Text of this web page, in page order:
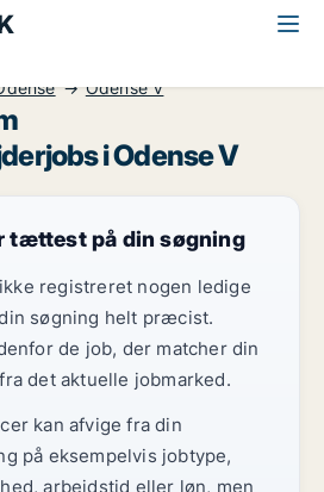
Odense V
i Odense V
tættest på din søgning
registreret nogen ledige
søgning helt præcist.
de job, der matcher din
det aktuelle jobmarked.
kan afvige fra din
på eksempelvis jobtype,
arbejdstid eller løn, men